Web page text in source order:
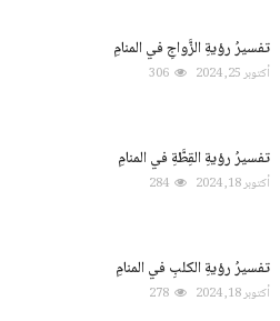
تفسيرُ رؤيةِ الزَّواجِ في المنامِ
أكتوبر 25, 2024 306
تفسيرُ رؤيةِ القِطَّةِ في المنامِ
أكتوبر 18, 2024 284
تفسيرُ رؤيةِ الكلبِ في المنامِ
أكتوبر 18, 2024 278